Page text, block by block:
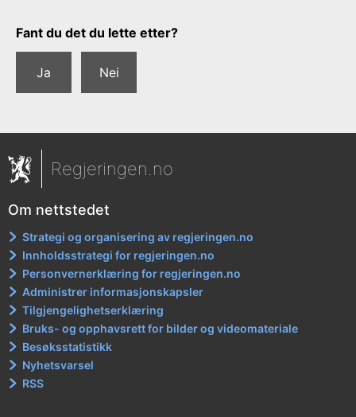
Tilbakemeldingsskjema
Fant du det du lette etter?
Ja Nei
Regjeringen.no
Om nettstedet
Strategi og organisering av regjeringen.no
Innholdsstrategi for regjeringen.no
Personvernerklæring for regjeringen.no
Administrer informasjonskapsler
Tilgjengelighetserklæring
Bruks- og opphavsrett for bilder og videomateriale
Besøksstatistikk
Nyhetsvarsel
RSS